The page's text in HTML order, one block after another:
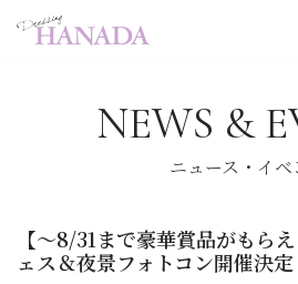
ス
NEWS &
ニュース・イベ
【〜8/31まで豪華賞品がもら
ェス＆夜景フォトコン開催決定